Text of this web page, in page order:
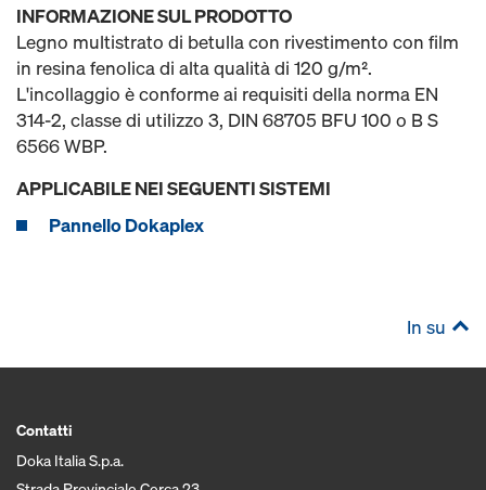
INFORMAZIONE SUL PRODOTTO
Legno multistrato di betulla con rivestimento con film
in resina fenolica di alta qualità di 120 g/m².
L'incollaggio è conforme ai requisiti della norma EN
314-2, classe di utilizzo 3, DIN 68705 BFU 100 o B S
6566 WBP.
APPLICABILE NEI SEGUENTI SISTEMI
Pannello Dokaplex
In su
Contatti
Doka Italia S.p.a.